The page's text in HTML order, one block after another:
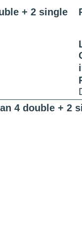
+ 2 single
4 double + 2